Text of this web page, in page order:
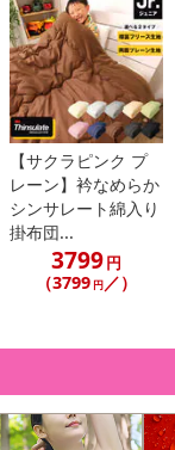
もございます。予
※必ずご確認くだ
【サクラピンク プ
レーン】衿なめらか
シンサレート綿入り
掛布団...
3799円
（3799 円／）